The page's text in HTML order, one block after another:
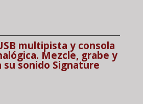
multipista y consola
Mezcle, grabe y
su sonido Signature